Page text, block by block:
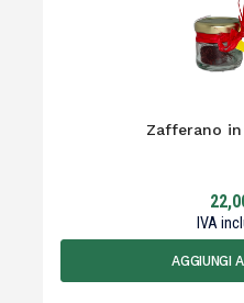
Zafferano
IVA
AGGIUNGI